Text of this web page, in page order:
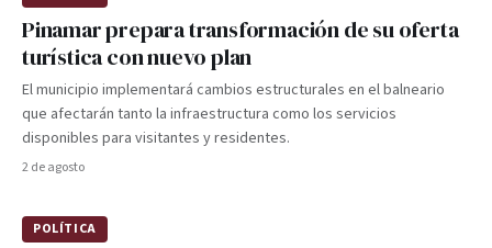
Pinamar prepara transformación de su oferta
turística con nuevo plan
El municipio implementará cambios estructurales en el balneario
que afectarán tanto la infraestructura como los servicios
disponibles para visitantes y residentes.
2 de agosto
POLÍTICA